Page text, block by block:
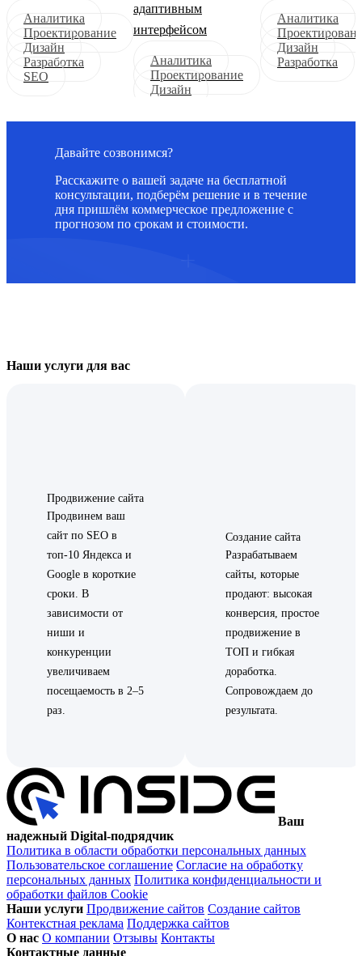
Аналитика
Проектирование
Дизайн
Разработка
SEO
адаптивным
интерфейсом
Аналитика
Проектирование
Дизайн
Аналитика
Дизайн
Разработка
Давайте созвонимся?
Расскажите о вашей задаче на бесплатной
консультации, подберём решение и в течение
дня пришлём коммерческое предложение с
прогнозом по срокам и стоимости.
Наши услуги для вас
Продвижение сайта
Продвинем ваш
сайт по SEO в
топ-10 Яндекса и
Google в короткие
сроки. В
зависимости от
ниши и
конкуренции
увеличиваем
посещаемость в 2–5
раз.
Создание сайта
Разрабатываем
сайты, которые
продают: высокая
конверсия, простое
продвижение в
ТОП и гибкая
доработка.
Сопровождаем до
результата.
Ваш
надежный Digital-подрядчик
Политика в области обработки персональных данных
Пользовательское соглашение Согласие на обработку
персональных данных Политика конфиденциальности и
обработки файлов Cookie
Наши услуги Продвижение сайтов Создание сайтов
Контекстная реклама Поддержка сайтов
О нас О компании Отзывы Контакты
Контактные данные